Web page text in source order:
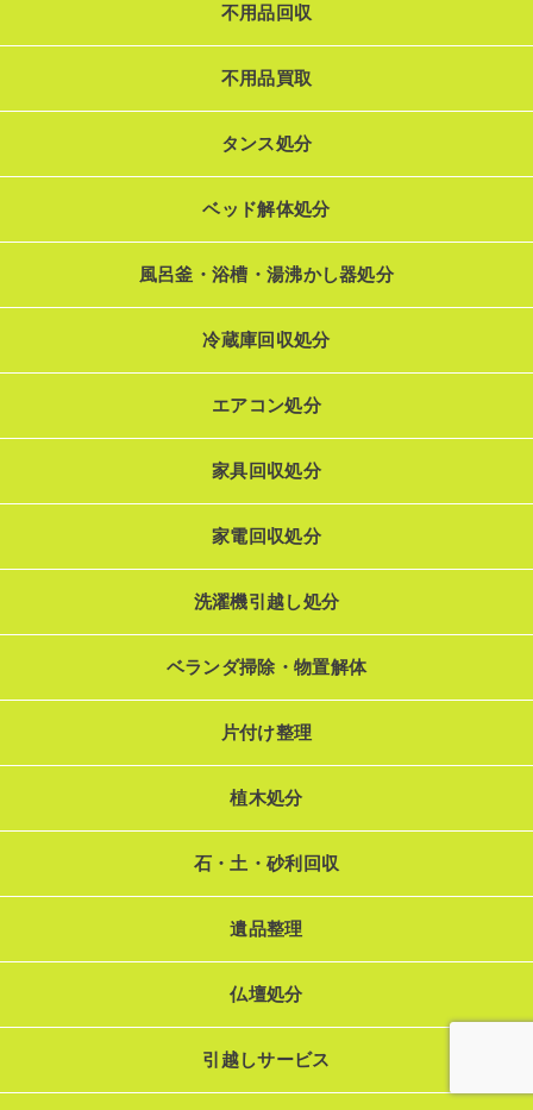
不用品回収
不用品買取
タンス処分
ベッド解体処分
風呂釜・浴槽・湯沸かし器処分
冷蔵庫回収処分
エアコン処分
家具回収処分
家電回収処分
洗濯機引越し処分
ベランダ掃除・物置解体
片付け整理
植木処分
石・土・砂利回収
遺品整理
仏壇処分
引越しサービス